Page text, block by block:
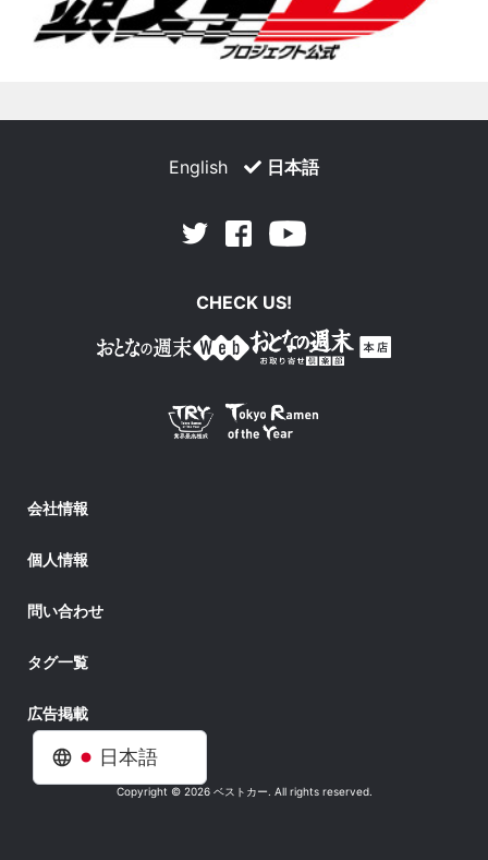
日本語
English 日本語
Twitter Facebook
CHECK US!
会社情報
個人情報
問い合わせ
タグ一覧
広告掲載
Copyright © 2026 ベストカー. All rights reserved.